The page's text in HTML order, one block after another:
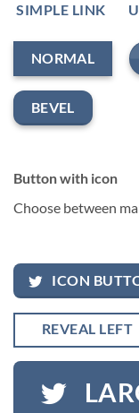
SIMPLE LINK
NORMAL
BEVEL
Button with icon
Choose between
ICON
REVEAL LEFT